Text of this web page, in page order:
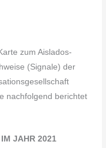
zum Aislados-
(Signale) der
nachfolgend berichtet
JAHR 2021